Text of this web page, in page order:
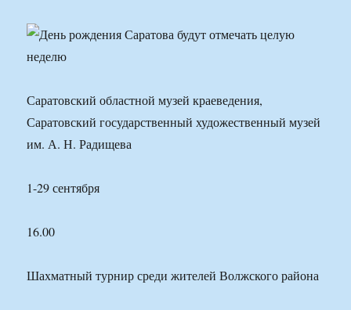
Саратовский областной музей краеведения,
Саратовский государственный художественный музей
им. А. Н. Радищева
1-29 сентября
16.00
Шахматный турнир среди жителей Волжского района